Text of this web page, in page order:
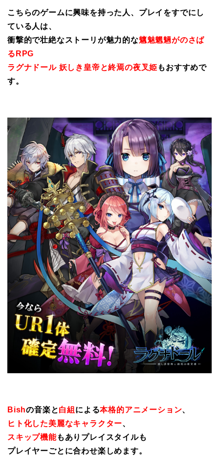
こちらのゲームに興味を持った人、プレイをすでにし
ている人は、
衝撃的で壮絶なストーリが魅力的な魑魅魍魎がのさば
るRPG
ラグナドール 妖しき皇帝と終焉の夜叉姫 もおすすめで
す。
Bishの音楽と白組 による本格的アニメーション、
ヒト化した美麗なキャラクター、
スキップ機能もありプレイスタイルも
プレイヤーごとに合わせ楽しめます。